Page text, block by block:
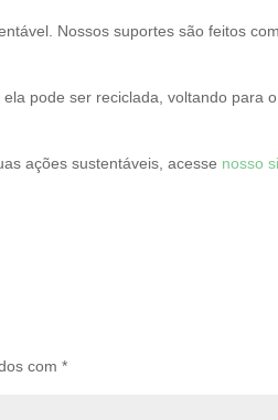
Nossos suportes são feitos
pode ser reciclada, voltando para
ações sustentáveis, acesse nosso
com*